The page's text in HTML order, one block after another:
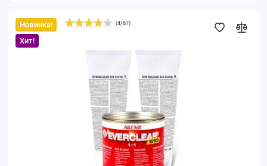
Клей
полиуретановый
Akemi
Everclear
Новинка!
Хит!
(4/67)